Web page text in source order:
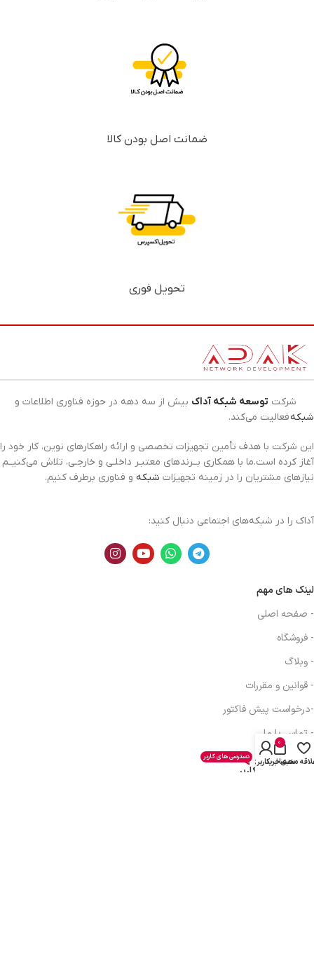
ضمانت اصل بودن کالا
تحویل فوری
شرکت توسعه شبکه آداک بیش از سه دهه در حوزه فناوری اطلاعات و
شبکهفعالیت می‌کند.
این شرکت با هدف تأمین تجهیزات تخصصی و ارائه راهکارهای نوین، کار خود را
آغاز کرده است.ما با همکاری بــرندهای معتبـر داخلـی و خارجـی، تلاش می‌کنیــم
نیازهای مشتریان را در زمینه تجهیزات شبکه و فناوری برطرف کنیم.
آداک را در شبکه‌های اجتماعی دنبال کنید:
لینک های مهم
- صفحه اصلی
- فروشگاه
- وبلاگ
- قوانین و مقررات
-درخواست پیش فاکتور
- تماس با ما
دسترسی های کاربر
دسترسی های کاربر مندی
0
سبد خرید
حساب کاربری من